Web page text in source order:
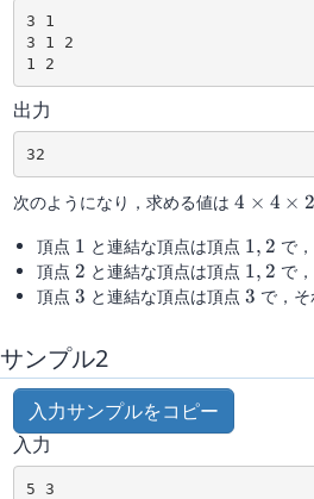
3 1
3 1 2
1 2
出力
32
次のようになり，求める値は 4\times
2=32
4 × 4 × 2
頂点 1
1 と連結な頂点は頂点 1,2
1, 2 で
頂点 2
2 と連結な頂点は頂点 1,2
1, 2 で
頂点 3
3 と連結な頂点は頂点 3
3 で，
サンプル2
入力サンプルをコピー
入力
5 3